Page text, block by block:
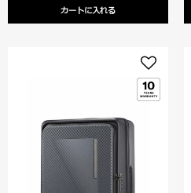
カートに入れる